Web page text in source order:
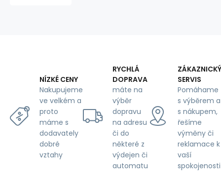
NÍZKÉ CENY
Nakupujeme
ve velkém a
proto
máme s
dodavately
dobré
vztahy
RYCHLÁ
DOPRAVA
máte na
výběr
dopravu
na adresu
či do
některé z
výdejen či
automatu
ZÁKAZNICKÝ
SERVIS
Pomáhame
s výběrem a
s nákupem,
řešíme
výměny či
reklamace k
vaší
spokojenosti